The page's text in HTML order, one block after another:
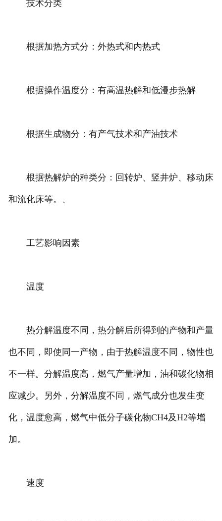
技术分类
根据加热方式分：外热式和内热式
根据操作温度分：有高温热解和低漫步热解
根据生成物分：有产气技术和产油技术
根据热解炉的种类分：回转炉、竖井炉、移动床
和流化床等。、
工艺影响因素
温度
热分解温度不同，热分解后所得到的产物和产量
也不同，即使同一产物，由于热解温度不同，物性也
不一样。分解温度高，燃气产量增加，油和碳化物相
应减少。另外，分解温度不同，燃气成分也发生变
化，温度愈高，燃气中低分子碳化物CH4及H2等增
加。
速度